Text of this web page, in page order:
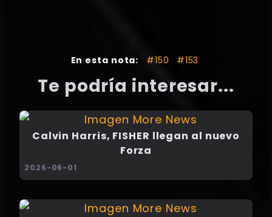
En esta nota: #150 #153
Te podría interesar...
Calvin Harris, FISHER llegan al nuevo
Forza
2026-06-01